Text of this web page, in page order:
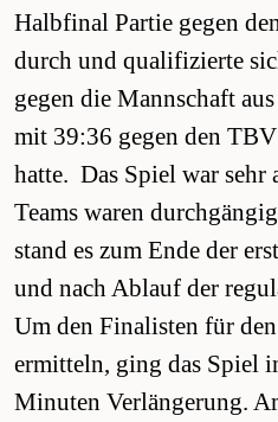
Halbfinal Partie gegen
durch und qualifizierte
gegen die Mannschaft
mit 39:36 gegen den
hatte. Das Spiel war sehr
Teams waren
stand es zum Ende der
und nach Ablauf der
Um den Finalisten für
ermitteln, ging das Spiel
Minuten Verlängerung.